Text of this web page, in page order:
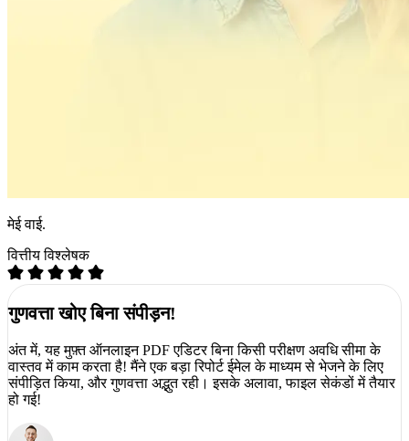
मेई वाई.
वित्तीय विश्लेषक
गुणवत्ता खोए बिना संपीड़न!
अंत में, यह मुफ़्त ऑनलाइन PDF एडिटर बिना किसी परीक्षण अवधि सीमा के
वास्तव में काम करता है! मैंने एक बड़ा रिपोर्ट ईमेल के माध्यम से भेजने के लिए
संपीड़ित किया, और गुणवत्ता अद्भुत रही। इसके अलावा, फाइल सेकंडों में तैयार
हो गई!